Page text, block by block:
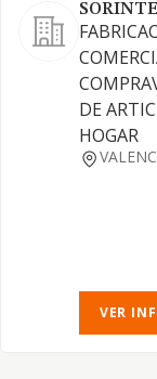
DE
HOGAR
VER